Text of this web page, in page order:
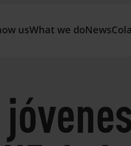
usWhat we doNews